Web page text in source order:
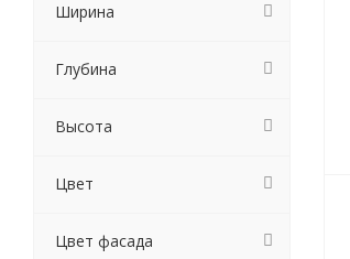
Ширина
Глубина
Высота
Цвет
Цвет фасада